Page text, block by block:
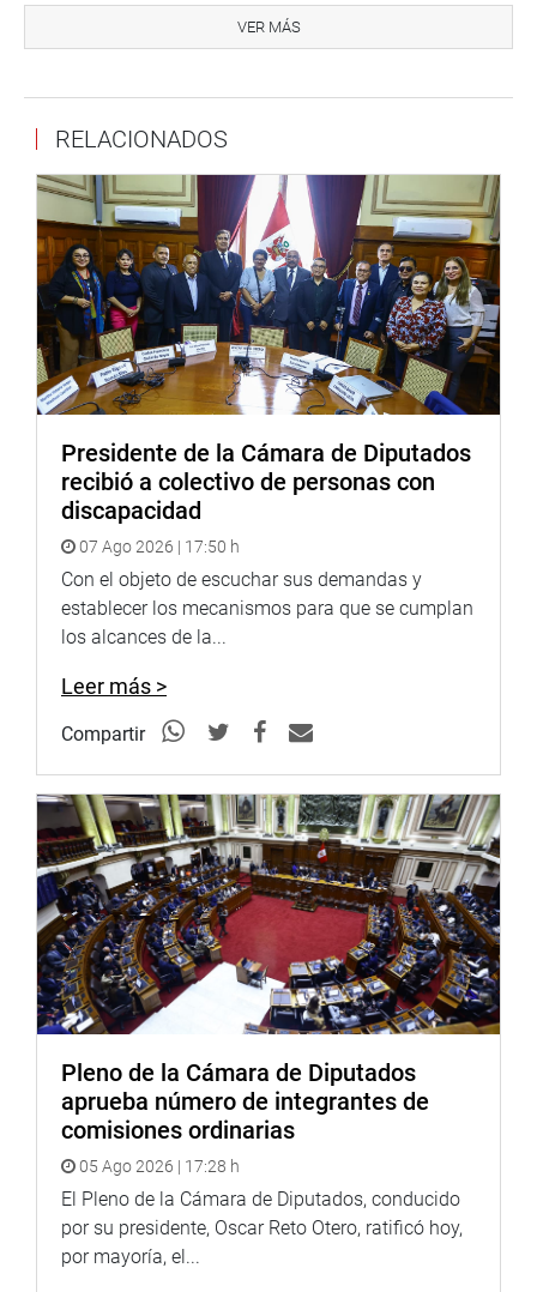
iniciativa conduce a luchar contra la corrupción. La
propuesta es de 7 años para investigar a altos
OFICINA DE COMUNICACIONES
VER MÁS
RELACIONADOS
Presidente de la Cámara de Diputados
recibió a colectivo de personas con
discapacidad
07 Ago 2026 | 17:50 h
Con el objeto de escuchar sus demandas y
establecer los mecanismos para que se cumplan
los alcances de la...
Leer más >
Compartir
Pleno de la Cámara de Diputados
aprueba número de integrantes de
comisiones ordinarias
05 Ago 2026 | 17:28 h
El Pleno de la Cámara de Diputados, conducido
por su presidente, Oscar Reto Otero, ratificó hoy,
por mayoría, el...